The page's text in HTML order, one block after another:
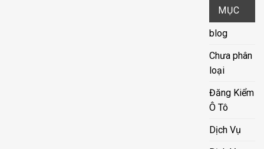
MỤC
blog
Chưa phân
loại
Đăng Kiểm
Ô Tô
Dịch Vụ